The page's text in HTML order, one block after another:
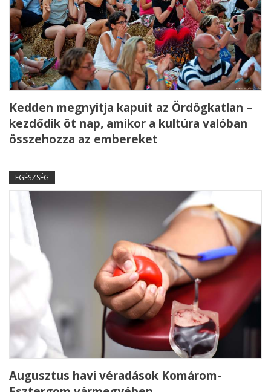
Kedden megnyitja kapuit az Ördögkatlan –
kezdődik öt nap, amikor a kultúra valóban
összehozza az embereket
EGÉSZSÉG
Augusztus havi véradások Komárom-